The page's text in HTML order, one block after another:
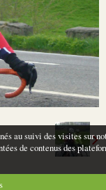
au suivi des visites sur
de contenus des